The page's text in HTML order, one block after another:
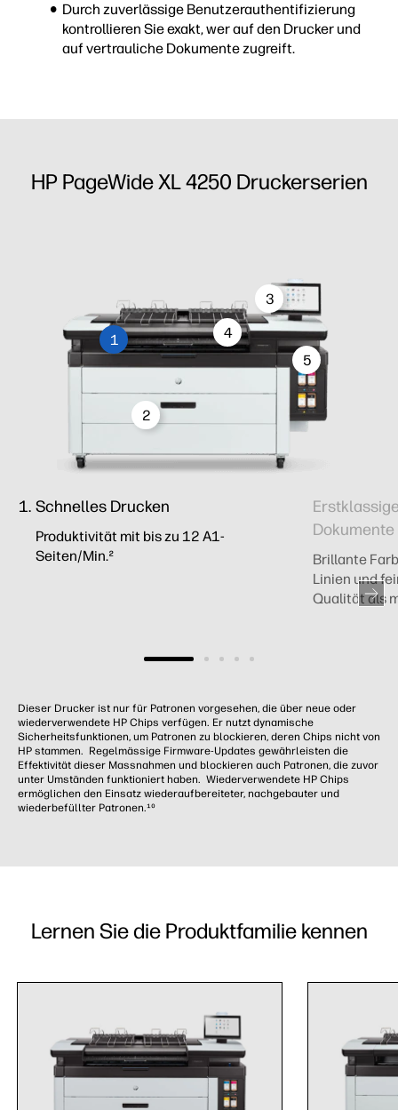
Durch zuverlässige Benutzerauthentifizierung
kontrollieren Sie exakt, wer auf den Drucker und
auf vertrauliche Dokumente zugreift.
HP PageWide XL 4250 Druckerserien
1
2
3
4
5
Schnelles Drucken
Produktivität mit bis zu 12 A1-
Seiten/Min.²
Dokumente
Brillante
Linien und
Qualität als
Dieser Drucker ist nur für Patronen vorgesehen, die über neue oder
wiederverwendete HP Chips verfügen. Er nutzt dynamische
Sicherheitsfunktionen, um Patronen zu blockieren, deren Chips nicht von
HP stammen. Regelmässige Firmware-Updates gewährleisten die
Effektivität dieser Massnahmen und blockieren auch Patronen, die zuvor
unter Umständen funktioniert haben. Wiederverwendete HP Chips
ermöglichen den Einsatz wiederaufbereiteter, nachgebauter und
wiederbefüllter Patronen.¹⁰
Lernen Sie die Produktfamilie kennen